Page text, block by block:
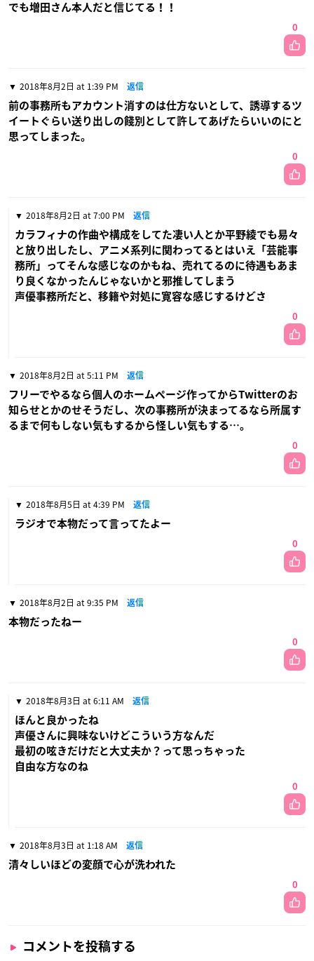
でも増田さん本人だと信じてる！！
0
2018年8月2日 at 1:39 PM 返信
前の事務所もアカウント消すのは仕方ないとして、誘導するツ
イートぐらい送り出しの餞別として許してあげたらいいのにと
思ってしまった。
0
2018年8月2日 at 7:00 PM 返信
カラフィナの作曲や構成をしてた凄い人とか平野綾でも易々
と放り出したし、アニメ系列に関わってるとはいえ「芸能事
務所」ってそんな感じなのかもね、売れてるのに待遇もあま
り良くなかったんじゃないかと邪推してしまう
声優事務所だと、移籍や対処に寛容な感じするけどさ
0
2018年8月2日 at 5:11 PM 返信
フリーでやるなら個人のホームページ作ってからTwitterのお
知らせとかのせそうだし、次の事務所が決まってるなら所属す
るまで何もしない気もするから怪しい気もする…。
0
2018年8月5日 at 4:39 PM 返信
ラジオで本物だって言ってたよー
0
2018年8月2日 at 9:35 PM 返信
本物だったねー
0
2018年8月3日 at 6:11 AM 返信
ほんと良かったね
声優さんに興味ないけどこういう方なんだ
最初の呟きだけだと大丈夫か？って思っちゃった
自由な方なのね
0
2018年8月3日 at 1:18 AM 返信
清々しいほどの変顔で心が洗われた
0
コメントを投稿する